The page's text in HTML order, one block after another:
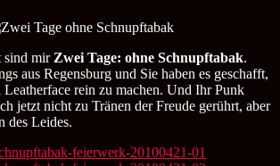
Ohne
21.04.2010
Feierwerk
München
sind mir Zwei Tage: ohne Schnupftabak.
aus Regensburg und Sie haben es geschafft,
Leatherface rein zu machen. Und Ihr Punk
jetzt nicht zu Tränen der Freude gerührt, aber
des Leides.